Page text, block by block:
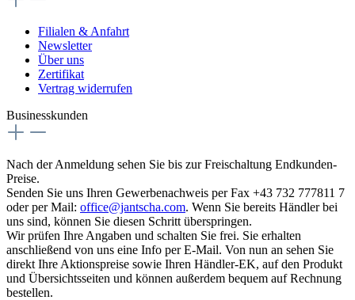
Filialen & Anfahrt
Newsletter
Über uns
Zertifikat
Vertrag widerrufen
Businesskunden
Nach der Anmeldung sehen Sie bis zur Freischaltung Endkunden-
Preise.
Senden Sie uns Ihren Gewerbenachweis per Fax +43 732 777811 7
oder per Mail: office@jantscha.com. Wenn Sie bereits Händler bei
uns sind, können Sie diesen Schritt überspringen.
Wir prüfen Ihre Angaben und schalten Sie frei. Sie erhalten
anschließend von uns eine Info per E-Mail. Von nun an sehen Sie
direkt Ihre Aktionspreise sowie Ihren Händler-EK, auf den Produkt
und Übersichtsseiten und können außerdem bequem auf Rechnung
bestellen.